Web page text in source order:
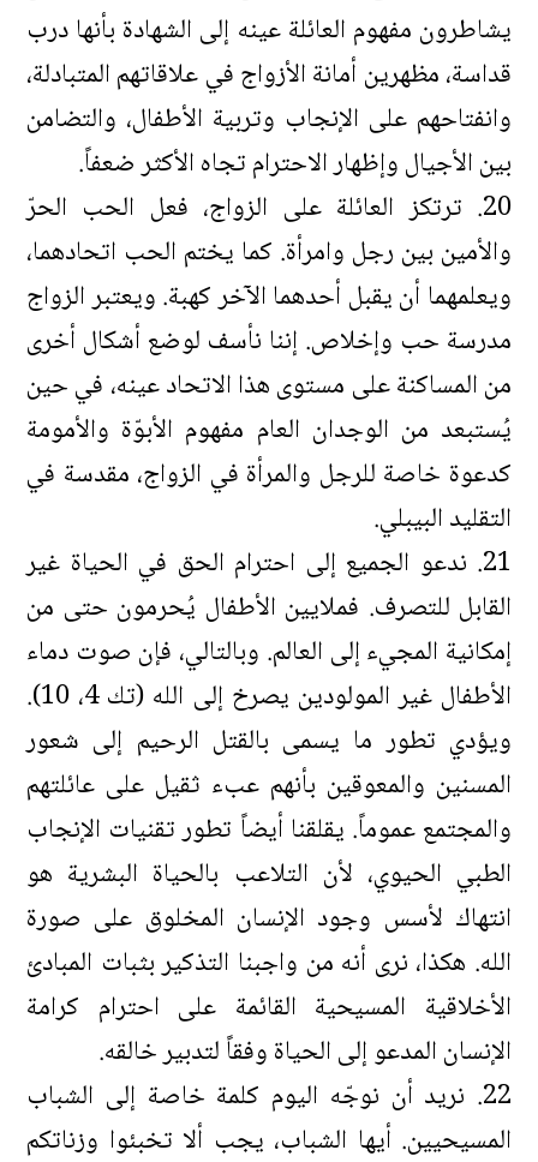
يشاطرون مفهوم العائلة عينه إلى الشهادة بأنها درب
قداسة، مظهرين أمانة الأزواج في علاقاتهم المتبادلة،
وانفتاحهم على الإنجاب وتربية الأطفال، والتضامن
بين الأجيال وإظهار الاحترام تجاه الأكثر ضعفاً.
20. ترتكز العائلة على الزواج، فعل الحب الحرّ
والأمين بين رجل وامرأة. كما يختم الحب اتحادهما،
ويعلمهما أن يقبل أحدهما الآخر كهبة. ويعتبر الزواج
مدرسة حب وإخلاص. إننا نأسف لوضع أشكال أخرى
من المساكنة على مستوى هذا الاتحاد عينه، في حين
يُستبعد من الوجدان العام مفهوم الأبوّة والأمومة
كدعوة خاصة للرجل والمرأة في الزواج، مقدسة في
التقليد البيبلي.
21. ندعو الجميع إلى احترام الحق في الحياة غير
القابل للتصرف. فملايين الأطفال يُحرمون حتى من
إمكانية المجيء إلى العالم. وبالتالي، فإن صوت دماء
الأطفال غير المولودين يصرخ إلى الله (تك 4، 10).
ويؤدي تطور ما يسمى بالقتل الرحيم إلى شعور
المسنين والمعوقين بأنهم عبء ثقيل على عائلتهم
والمجتمع عموماً. يقلقنا أيضاً تطور تقنيات الإنجاب
الطبي الحيوي، لأن التلاعب بالحياة البشرية هو
انتهاك لأسس وجود الإنسان المخلوق على صورة
الله. هكذا، نرى أنه من واجبنا التذكير بثبات المبادئ
الأخلاقية المسيحية القائمة على احترام كرامة
الإنسان المدعو إلى الحياة وفقاً لتدبير خالقه.
22. نريد أن نوجّه اليوم كلمة خاصة إلى الشباب
المسيحيين. أيها الشباب، يجب ألا تخبئوا وزناتكم